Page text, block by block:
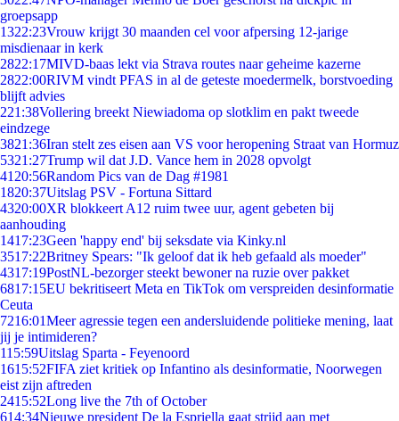
groepsapp
1322:23Vrouw krijgt 30 maanden cel voor afpersing 12-jarige
misdienaar in kerk
2822:17MIVD-baas lekt via Strava routes naar geheime kazerne
2822:00RIVM vindt PFAS in al de geteste moedermelk, borstvoeding
blijft advies
221:38Vollering breekt Niewiadoma op slotklim en pakt tweede
eindzege
3821:36Iran stelt zes eisen aan VS voor heropening Straat van Hormuz
5321:27Trump wil dat J.D. Vance hem in 2028 opvolgt
41 20:56Random Pics van de Dag #1981
1820:37Uitslag PSV - Fortuna Sittard
4320:00XR blokkeert A12 ruim twee uur, agent gebeten bij
aanhouding
1417:23Geen 'happy end' bij seksdate via Kinky.nl
3517:22Britney Spears: "Ik geloof dat ik heb gefaald als moeder"
4317:19PostNL-bezorger steekt bewoner na ruzie over pakket
6817:15EU bekritiseert Meta en TikTok om verspreiden desinformatie
Ceuta
7216:01Meer agressie tegen een andersluidende politieke mening, laat
jij je intimideren?
115:59Uitslag Sparta - Feyenoord
1615:52FIFA ziet kritiek op Infantino als desinformatie, Noorwegen
eist zijn aftreden
2415:52Long live the 7th of October
614:34Nieuwe president De la Espriella gaat strijd aan met